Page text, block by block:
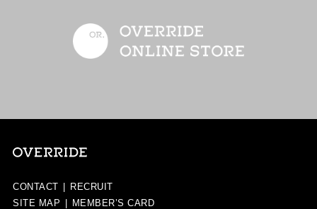
CONTACT
RECRUIT
SITE MAP
MEMBER’S CARD